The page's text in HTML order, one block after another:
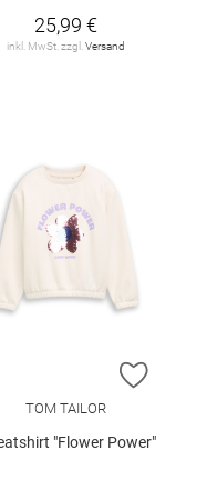
25,99 €
inkl. MwSt. zzgl. Versand
HINZUFÜGEN
ZUR
TOM TAILOR
"Flower Power"